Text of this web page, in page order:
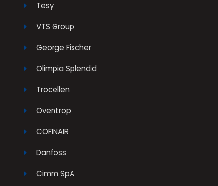
Tesy
VTS Group
George Fischer
Olimpia Splendid
Trocellen
Oventrop
COFINAIR
Danfoss
Cimm SpA